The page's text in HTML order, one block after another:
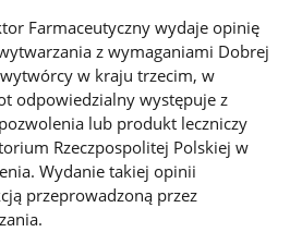
Farmaceutyczny wydaje opinię
z wymaganiami Dobrej
w kraju trzecim, w
odpowiedzialny występuje z
lub produkt leczniczy
Rzeczpospolitej Polskiej w
Wydanie takiej opinii
przeprowadzoną przez